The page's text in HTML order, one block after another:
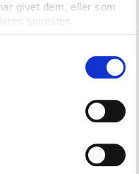
givet dem, eller som
tjenester.